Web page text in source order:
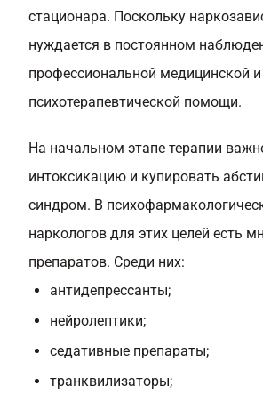
стационара. Поскольку
нуждается в постоянном
профессиональной медицинской и
психотерапевтической помощи.
На начальном этапе терапии
интоксикацию и купировать
синдром. В
наркологов для этих целей есть
препаратов. Среди них:
антидепрессанты;
нейролептики;
седативные препараты;
транквилизаторы;